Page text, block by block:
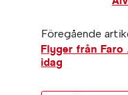
Föregående
Flyger från
idag